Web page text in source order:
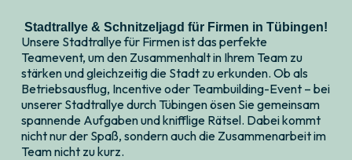
Stadtrallye & Schnitzeljagd für Firmen in Tübingen!
Unsere Stadtrallye für Firmen ist das perfekte
Teamevent, um den Zusammenhalt in Ihrem Team zu
stärken und gleichzeitig die Stadt zu erkunden. Ob als
Betriebsausflug, Incentive oder Teambuilding-Event – bei
unserer Stadtrallye durch Tübingen ösen Sie gemeinsam
spannende Aufgaben und knifflige Rätsel. Dabei kommt
nicht nur der Spaß, sondern auch die Zusammenarbeit im
Team nicht zu kurz.